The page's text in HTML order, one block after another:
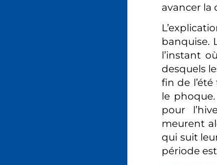
avancer la
banquise.
l’instant
desquels
fin de
le
pour
meurent
qui suit
période